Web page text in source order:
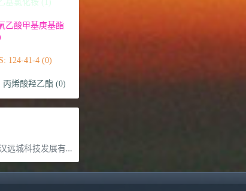
基氯化铵 (1)
乙酸甲基庚基酯
124-41-4 (0)
丙烯酸羟乙酯 (0)
城科技发展有限公司